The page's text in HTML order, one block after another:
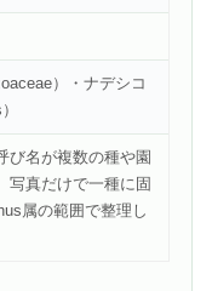
）・ナデシコ
び名が複数の種や園
写真だけで一種に固
属の範囲で整理し